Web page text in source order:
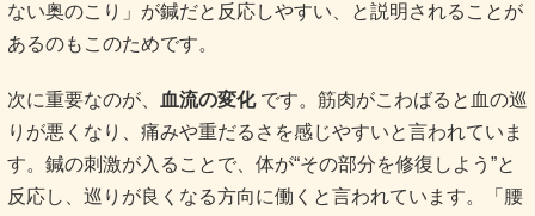
ない奥のこり」が鍼だと反応しやすい、と説明されることが
あるのもこのためです。
次に重要なのが、 血流の変化です。筋肉がこわばると血の巡
りが悪くなり、痛みや重だるさを感じやすいと言われていま
す。鍼の刺激が入ることで、体が“その部分を修復しよう”と
反応し、巡りが良くなる方向に働くと言われています。「腰